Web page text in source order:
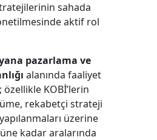
sahada
aktif rol
pazarlama ve
alanında faaliyet
KOBİ’lerin
rekabetçi strateji
üzerine
kadar aralarında